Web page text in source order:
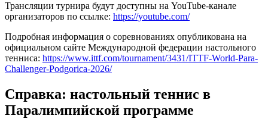
Трансляции турнира будут доступны на YouTube-канале
организаторов по ссылке: https://youtube.com/
Подробная информация о соревнованиях опубликована на
официальном сайте Международной федерации настольного
тенниса: https://www.ittf.com/tournament/3431/ITTF-World-Para-
Challenger-Podgorica-2026/
Справка: настольный теннис в
Паралимпийской программе